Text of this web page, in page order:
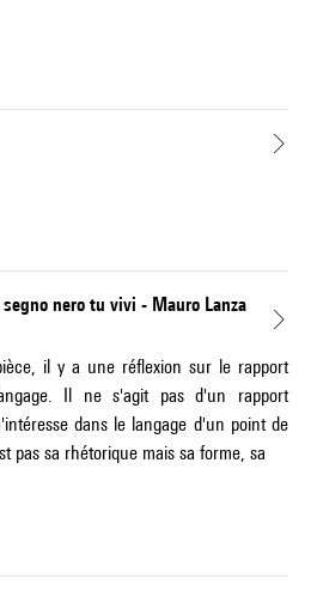
nero tu vivi - Mauro Lanza
il y a une réflexion sur le rapport
Il ne s'agit pas d'un rapport
dans le langage d'un point de
pas sa rhétorique mais sa forme, sa